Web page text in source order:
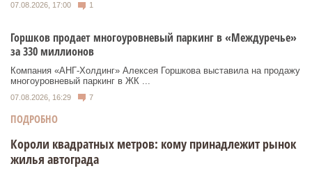
07.08.2026, 17:00 1
Горшков продает многоуровневый паркинг в «Междуречье»
за 330 миллионов
Компания «АНГ-Холдинг» Алексея Горшкова выставила на продажу
многоуровневый паркинг в ЖК ...
07.08.2026, 16:29 7
ПОДРОБНО
Короли квадратных метров: кому принадлежит рынок
жилья автограда